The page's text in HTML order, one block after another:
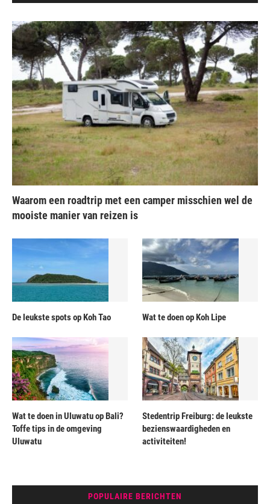
Waarom een roadtrip met een camper misschien wel de
mooiste manier van reizen is
De leukste spots op Koh Tao Wat te doen op Koh Lipe
Wat te doen in Uluwatu op Bali?
Toffe tips in de omgeving
Uluwatu
Stedentrip Freiburg: de leukste
bezienswaardigheden en
activiteiten!
POPULAIRE BERICHTEN